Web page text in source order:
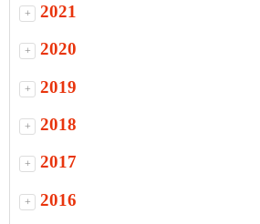
+ 2021
+ 2020
+ 2019
+ 2018
+ 2017
+ 2016